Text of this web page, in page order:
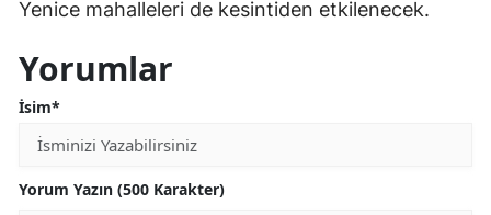
Yenice mahalleleri de kesintiden etkilenecek.
Yorumlar
İsim*
Yorum Yazın (500 Karakter)